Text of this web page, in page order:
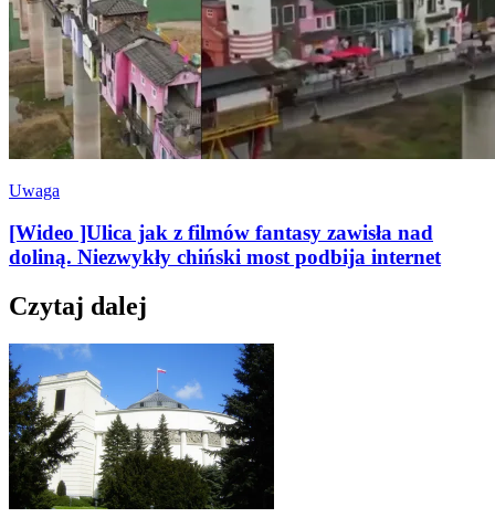
Uwaga
[Wideo ]Ulica jak z filmów fantasy zawisła nad
doliną. Niezwykły chiński most podbija internet
Czytaj dalej